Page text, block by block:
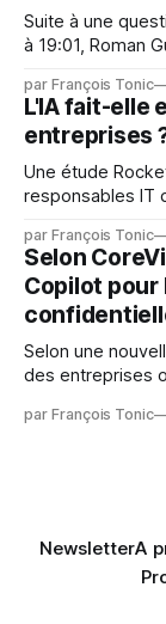
Suite à une question d'un
à 19:01, Roman
mainteneurs —
les LLM de
par François Tonic
L'IA fait-elle
entreprises
Une étude
responsables IT
pression sur les
révèle un écart
par François Tonic
Selon
Copilot pour
Selon une
des entreprises
données
par François Tonic
NewsletterA